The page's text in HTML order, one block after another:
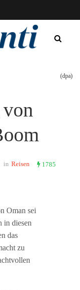
(dpa)
in Reisen 1785
Oman sei
in diesen
das
zu